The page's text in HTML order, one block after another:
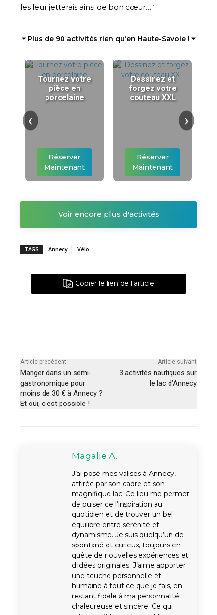
les leur jetterais ainsi de bon cœur… “.
⏷ Plus de 90 activités rien qu'en Haute-Savoie ! ⏷
Tournez votre
pièce en
porcelaine
Réserver
Maintenant
Dessinez et
forgez votre
couteau XXL
Réserver
Maintenant
❮ ❯
Voir encore plus d'activités
TAGS Annecy Vélo
Copier le lien de l'article
Article précédent
Manger dans un semi-
gastronomique pour
moins de 30 € à Annecy ?
Et oui, c’est possible !
Article suivant
3 activités nautiques sur
le lac d’Annecy
Magalie A.
J’ai posé mes valises à Annecy,
attirée par son cadre et son
magnifique lac. Ce lieu me permet
de puiser de l’inspiration au
quotidien et de trouver un bel
équilibre entre sérénité et
dynamisme. Je suis quelqu’un de
spontané et curieux, toujours en
quête de nouvelles expériences et
d’idées originales. J’aime apporter
une touche personnelle et
humaine à tout ce que je fais, en
restant fidèle à ma personnalité
chaleureuse et sincère. Ce qui